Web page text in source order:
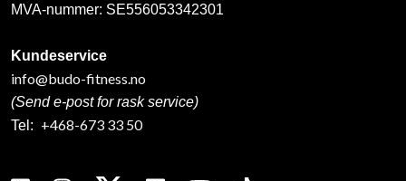
MVA-nummer: SE556053342301
Kundeservice
info@budo-fitness.no
(Send e-post for rask service)
Tel: +468-673 33 50